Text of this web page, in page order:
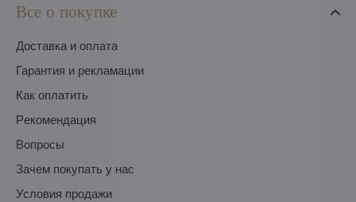
Все о покупке
Доставка и оплата
Гарантия и рекламации
Как оплатить
Pекомендация
Вопросы
Зачем покупать у нас
Условия продажи